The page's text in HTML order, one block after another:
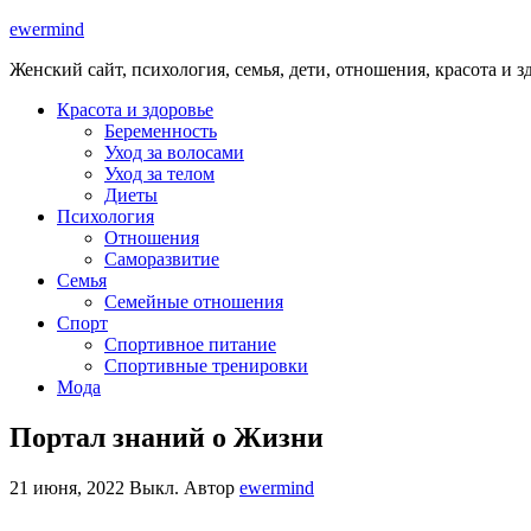
ewermind
Женский сайт, психология, семья, дети, отношения, красота и
Красота и здоровье
Беременность
Уход за волосами
Уход за телом
Диеты
Психология
Отношения
Саморазвитие
Семья
Семейные отношения
Спорт
Спортивное питание
Спортивные тренировки
Мода
Портал знаний о Жизни
21 июня, 2022 Выкл. Автор ewermind